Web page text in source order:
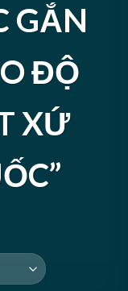
GẮN
ĐỘ
XỨ